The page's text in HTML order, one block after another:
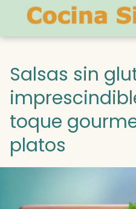
Salsas sin
toque
platos